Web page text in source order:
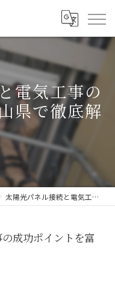
電気工事の
県で徹底解
太陽光パネル接続と電気工事の成功ポイントを富山県で徹底解説
成功ポイントを富